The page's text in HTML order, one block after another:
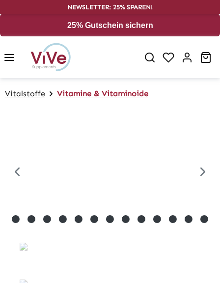
25% Gutschein sichern
NEWSLETTER: 25% SPAREN!
Vitalstoffe Vitamine & Vitaminoide